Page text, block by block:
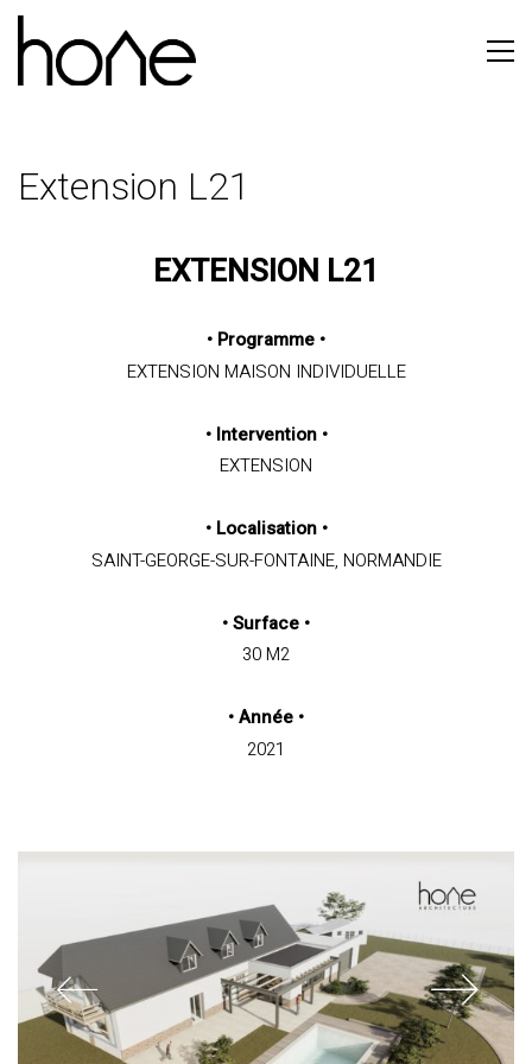
Extension L21
EXTENSION L21
• Programme •
EXTENSION MAISON INDIVIDUELLE
• Intervention •
EXTENSION
• Localisation •
SAINT-GEORGE-SUR-FONTAINE, NORMANDIE
•Surface •
30 M2
•Année •
2021